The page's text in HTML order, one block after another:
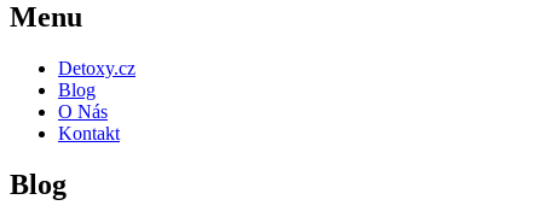
Menu
Detoxy.cz
Blog
O Nás
Kontakt
Blog